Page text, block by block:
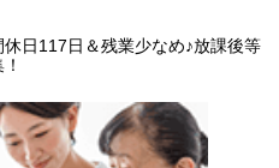
日117日＆残業少なめ♪放課後等